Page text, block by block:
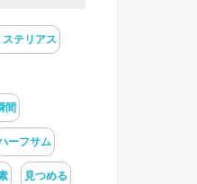
ステリアス
間
ーフサム
見つめる